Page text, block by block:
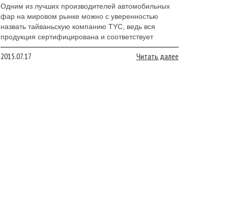
Одним из лучших производителей автомобильных
фар на мировом рынке можно с уверенностью
назвать тайваньскую компанию TYC, ведь вся
продукция сертифицирована и соответствует
международным требованиям качества.
2015.07.17 Читать далее